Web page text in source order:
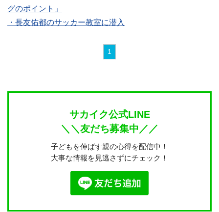
グのポイント」
・長友佑都のサッカー教室に潜入
1
サカイク公式LINE
＼＼友だち募集中／／
子どもを伸ばす親の心得を配信中！
大事な情報を見逃さずにチェック！